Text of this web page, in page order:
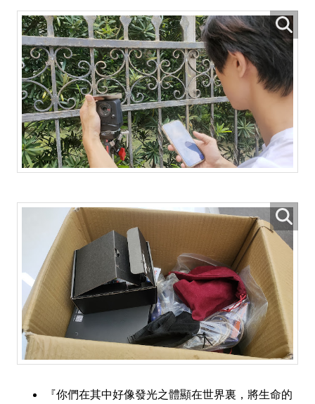
『你們在其中好像發光之體顯在世界裏，將生命的